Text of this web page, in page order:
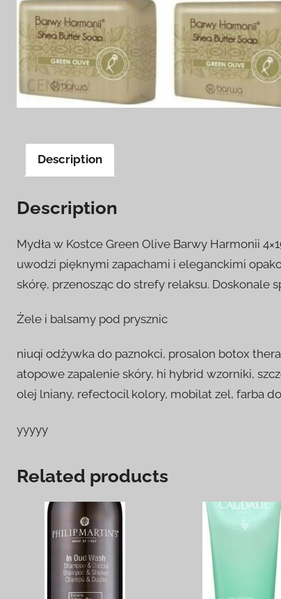
Description
Description
Mydła w Kostce Green Olive Barwy Harmonii
uwodzi pięknymi zapachami i eleganckimi
skórę, przenosząc do strefy relaksu. Doskonale
Żele i balsamy pod prysznic
niuqi odżywka do paznokci, prosalon botox
atopowe zapalenie skóry, hi hybrid wzorniki,
olej lniany, refectocil kolory, mobilat zel, farba
yyyyy
Related products